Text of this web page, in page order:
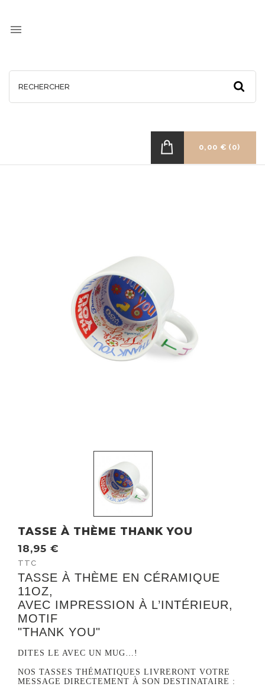

(0)
0,00 €
TASSE À THÈME THANK YOU
18,95 €
TTC
TASSE À THÈME EN CÉRAMIQUE
11OZ,
AVEC IMPRESSION À L’INTÉRIEUR,
MOTIF
"THANK YOU"
DITES LE AVEC UN MUG…!
NOS TASSES THÉMATIQUES LIVRERONT VOTRE
MESSAGE DIRECTEMENT À SON DESTINATAIRE :